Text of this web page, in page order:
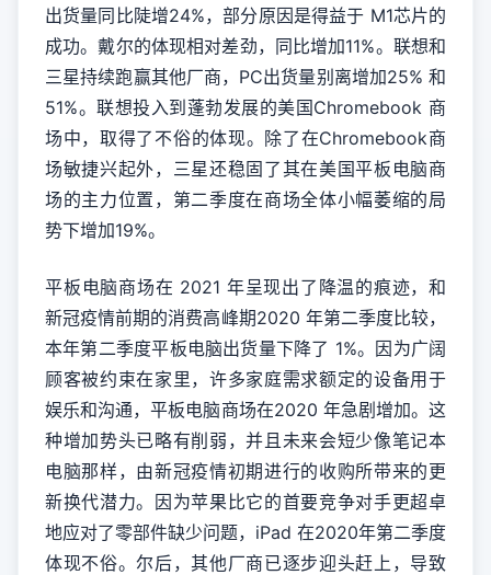
出货量同比陡增24%，部分原因是得益于 M1芯片的
成功。戴尔的体现相对差劲，同比增加11%。联想和
三星持续跑赢其他厂商，PC出货量别离增加25% 和
51%。联想投入到蓬勃发展的美国Chromebook 商
场中，取得了不俗的体现。除了在Chromebook商
场敏捷兴起外，三星还稳固了其在美国平板电脑商
场的主力位置，第二季度在商场全体小幅萎缩的局
势下增加19%。
平板电脑商场在 2021 年呈现出了降温的痕迹，和
新冠疫情前期的消费高峰期2020 年第二季度比较，
本年第二季度平板电脑出货量下降了 1%。因为广阔
顾客被约束在家里，许多家庭需求额定的设备用于
娱乐和沟通，平板电脑商场在2020 年急剧增加。这
种增加势头已略有削弱，并且未来会短少像笔记本
电脑那样，由新冠疫情初期进行的收购所带来的更
新换代潜力。因为苹果比它的首要竞争对手更超卓
地应对了零部件缺少问题，iPad 在2020年第二季度
体现不俗。尔后，其他厂商已逐步迎头赶上，导致